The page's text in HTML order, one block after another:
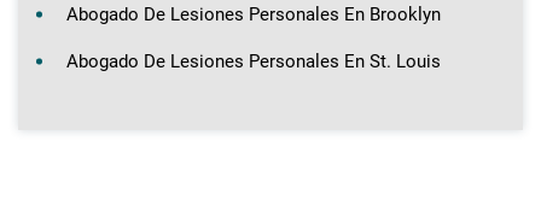
Abogado De Lesiones Personales En Brooklyn
Abogado De Lesiones Personales En St. Louis